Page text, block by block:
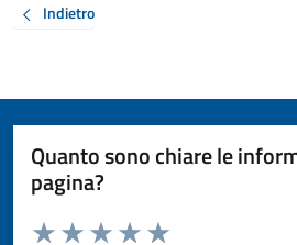
Indietro
Quanto sono chiare le
pagina?
Valuta da 1 a 5 stelle la pagina